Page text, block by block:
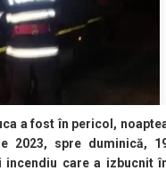
a fost în pericol,
2023, spre duminică,
incendiu care a izbucnit